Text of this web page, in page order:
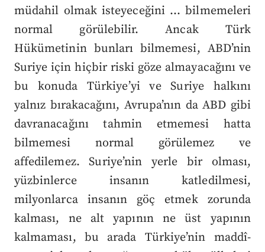
müdahil olmak isteyeceğini … bilmemeleri
normal görülebilir. Ancak Türk
Hükümetinin bunları bilmemesi, ABD’nin
Suriye için hiçbir riski göze almayacağını ve
bu konuda Türkiye’yi ve Suriye halkını
yalnız bırakacağını, Avrupa’nın da ABD gibi
davranacağını tahmin etmemesi hatta
bilmemesi normal görülemez ve
affedilemez. Suriye’nin yerle bir olması,
yüzbinlerce insanın katledilmesi,
milyonlarca insanın göç etmek zorunda
kalması, ne alt yapının ne üst yapının
kalmaması, bu arada Türkiye’nin maddî-